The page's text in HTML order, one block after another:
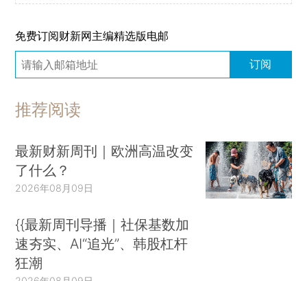
免费订阅财新网主编精选版电邮
订阅
推荐阅读
最新财新周刊｜欧洲高温改变
了什么？
2026年08月09日
{{最新周刊导播｜社保基数加
速夯实、AI“追光”、韩股杠杆
狂潮